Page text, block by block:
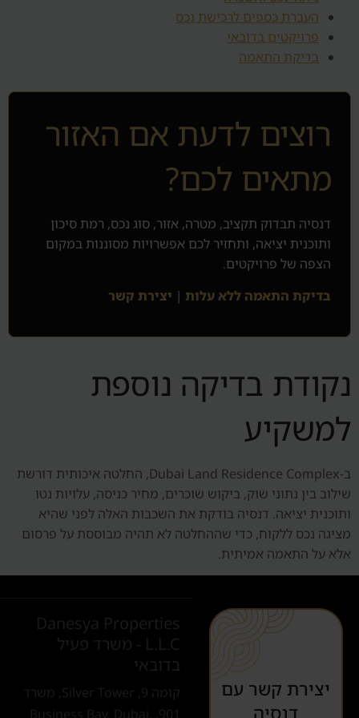
העברת כספים לרכישת נכס
פרויקטים בדובאי
בדיקת התאמה
רוצים לדעת אם האזור
מתאים לכם?
דנסיה תבדוק תקציב, מטרה, אזור, סוג נכס, רמת סיכון
ותוכנית יציאה, ותחזיר לכם אפשרויות מסוננות במקום
הצפה של פרויקטים.
בדיקת התאמה ללא עלות | יצירת קשר
נקודת בדיקה נוספת
למשקיע
ב-Dubai Land Residence Complex, החלטה איכותית דורשת
שילוב בין נתוני שוק, ביקוש שוכרים, מחיר כניסה, עלויות נטו
ותוכנית יציאה. דנסיה בודקת את השכבות האלה לפני שהיא
מציגה נכס ללקוח, כדי שההחלטה לא תהיה מבוססת על פרסום
אלא על התאמה אמיתית.
יצירת קשר עם
דנסיה
Danesya Properties
L.L.C - משרד פעיל
בדובאי
קומה 9, Silver Tower, משרד
901, Business Bay, Dubai,